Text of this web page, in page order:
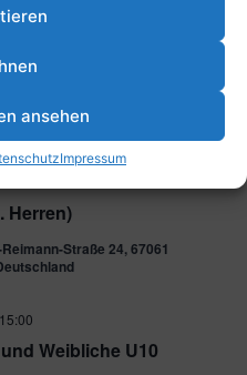
ansehen
Impressum
Weibliche U10
Straße 24, 67061
Herren)
Straße 24, 67061
Weibliche U10
15:00